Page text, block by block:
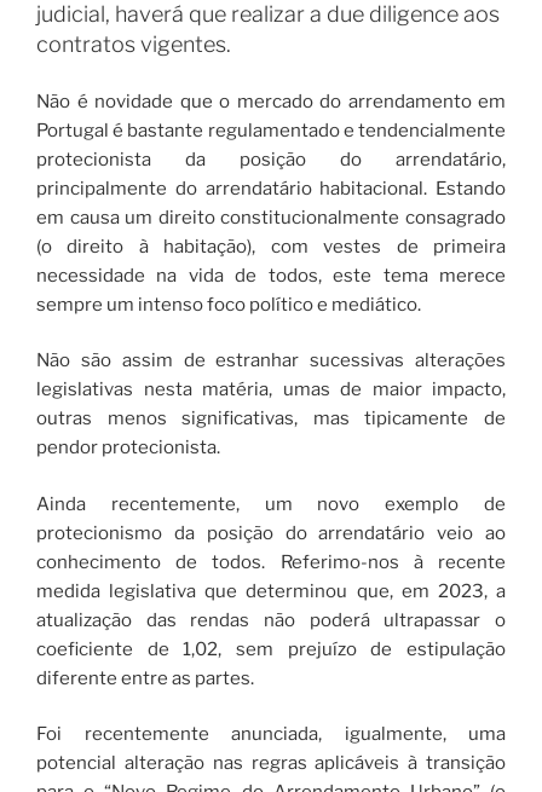
judicial, haverá que realizar a due diligence aos
contratos vigentes.
Não é novidade que o mercado do arrendamento em
Portugal é bastante regulamentado e tendencialmente
protecionista da posição do arrendatário,
principalmente do arrendatário habitacional. Estando
em causa um direito constitucionalmente consagrado
(o direito à habitação), com vestes de primeira
necessidade na vida de todos, este tema merece
sempre um intenso foco político e mediático.
Não são assim de estranhar sucessivas alterações
legislativas nesta matéria, umas de maior impacto,
outras menos significativas, mas tipicamente de
pendor protecionista.
Ainda recentemente, um novo exemplo de
protecionismo da posição do arrendatário veio ao
conhecimento de todos. Referimo-nos à recente
medida legislativa que determinou que, em 2023, a
atualização das rendas não poderá ultrapassar o
coeficiente de 1,02, sem prejuízo de estipulação
diferente entre as partes.
Foi recentemente anunciada, igualmente, uma
potencial alteração nas regras aplicáveis à transição